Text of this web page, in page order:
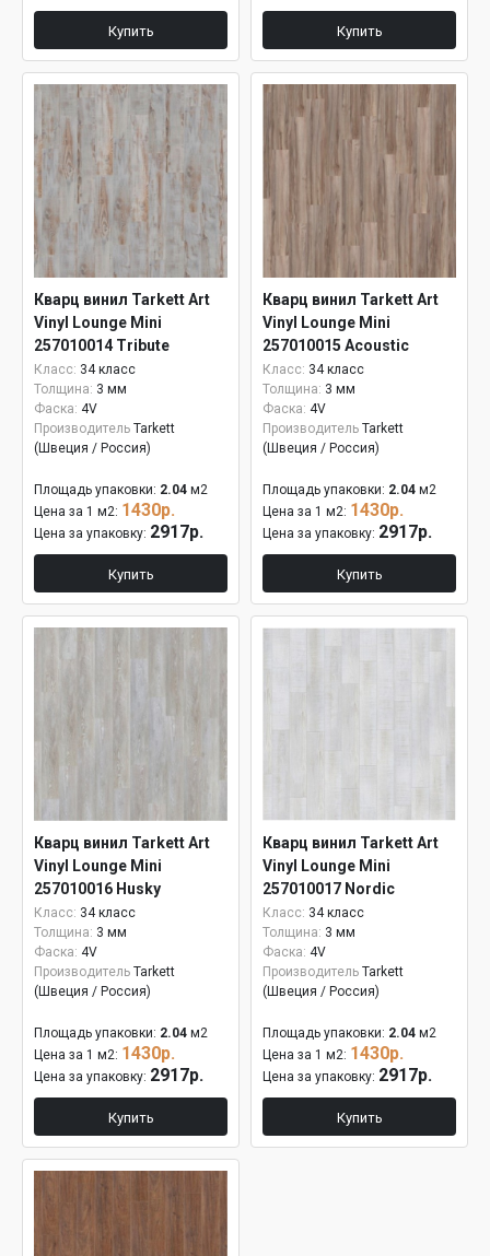
Купить Купить
Кварц винил Tarkett Art
Vinyl Lounge Mini
257010014 Tribute
Класс: 34 класс
Толщина: 3 мм
Фаска: 4V
Производитель Tarkett
(Швеция / Россия)
Площадь упаковки: 2.04 м2
Цена за 1 м2: 1430р.
Цена за упаковку: 2917р.
Купить
Кварц винил Tarkett Art
Vinyl Lounge Mini
257010015 Acoustic
Класс: 34 класс
Толщина: 3 мм
Фаска: 4V
Производитель Tarkett
(Швеция / Россия)
Площадь упаковки: 2.04 м2
Цена за 1 м2: 1430р.
Цена за упаковку: 2917р.
Купить
Кварц винил Tarkett Art
Vinyl Lounge Mini
257010016 Husky
Класс: 34 класс
Толщина: 3 мм
Фаска: 4V
Производитель Tarkett
(Швеция / Россия)
Площадь упаковки: 2.04 м2
Цена за 1 м2: 1430р.
Цена за упаковку: 2917р.
Купить
Кварц винил Tarkett Art
Vinyl Lounge Mini
257010017 Nordic
Класс: 34 класс
Толщина: 3 мм
Фаска: 4V
Производитель Tarkett
(Швеция / Россия)
Площадь упаковки: 2.04 м2
Цена за 1 м2: 1430р.
Цена за упаковку: 2917р.
Купить